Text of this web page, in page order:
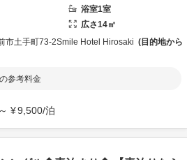
浴室1室
広さ14㎡
市土手町73-2Smile Hotel Hirosaki
目的地から
参考料金
～ ¥9,500/泊